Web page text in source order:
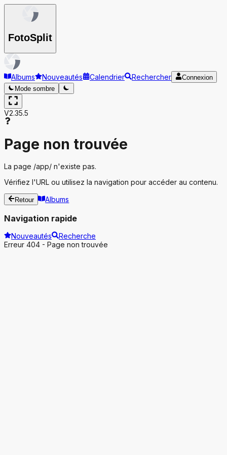
FotoSplit
Albums Nouveautés Calendrier Rechercher
Connexion
Mode sombre
V2.35.5
Page non trouvée
La page /app/ n'existe pas.
Vérifiez l'URL ou utilisez la navigation pour accéder au contenu.
Retour Albums
Navigation rapide
Nouveautés
Recherche
Erreur 404 - Page non trouvée